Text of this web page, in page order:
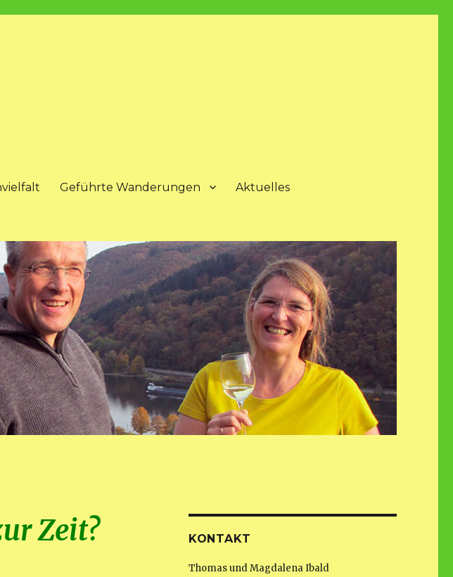
Geführte Wanderungen Aktuelles
Zeit? KONTAKT
Thomas und Magdalena Ibald